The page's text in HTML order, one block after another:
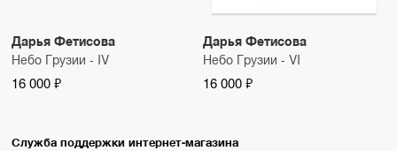
Дарья Фетисова
Небо Грузии - IV
16 000 ₽
Дарья Фетисова
Небо Грузии - VI
16 000 ₽
Служба поддержки интернет-магазина